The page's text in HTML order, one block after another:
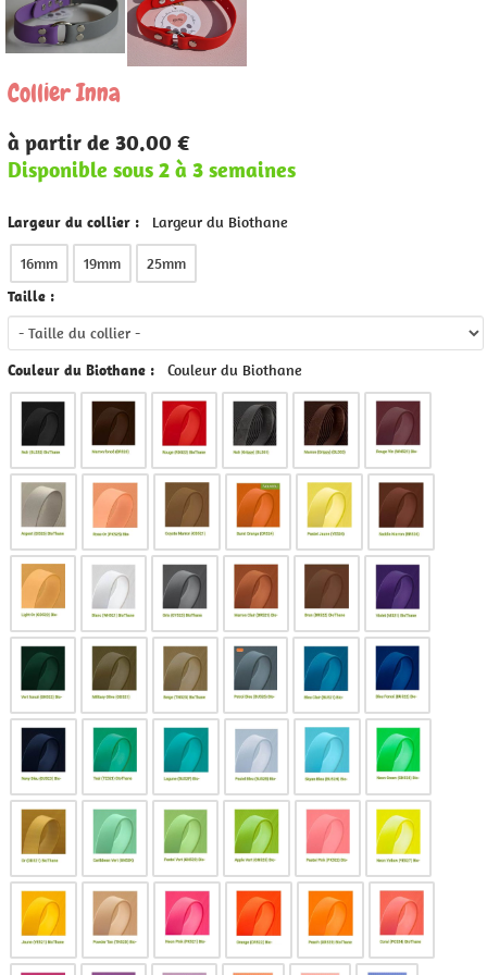
Collier Inna
à partir de 30.00 €
Disponible sous 2 à 3 semaines
Largeur du collier : Largeur du Biothane
16mm 19mm
25mm
Taille :
Couleur du Biothane : Couleur du Biothane